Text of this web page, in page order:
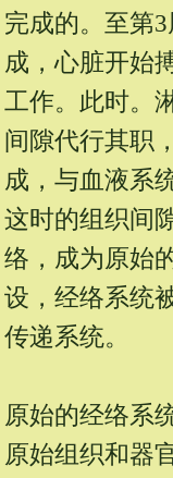
完成的。至第
成，心脏开始
工作。此时。
间隙代行其职
成，与血液系
这时的组织间
络，成为原始
设，经络系统
传递系统。
原始的经络系
原始组织和器